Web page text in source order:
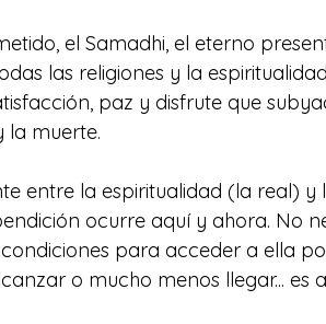
el Samadhi, el eterno
las religiones y la
paz y disfrute que
la muerte.
entre la espiritualidad (la real) y
ocurre aquí y ahora. No
para acceder a ella
o mucho menos llegar... es